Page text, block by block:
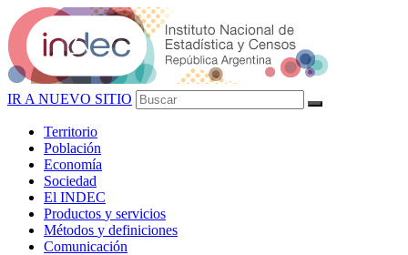
IR A NUEVO SITIO
Territorio
Población
Economía
Sociedad
El INDEC
Productos y servicios
Métodos y definiciones
Comunicación